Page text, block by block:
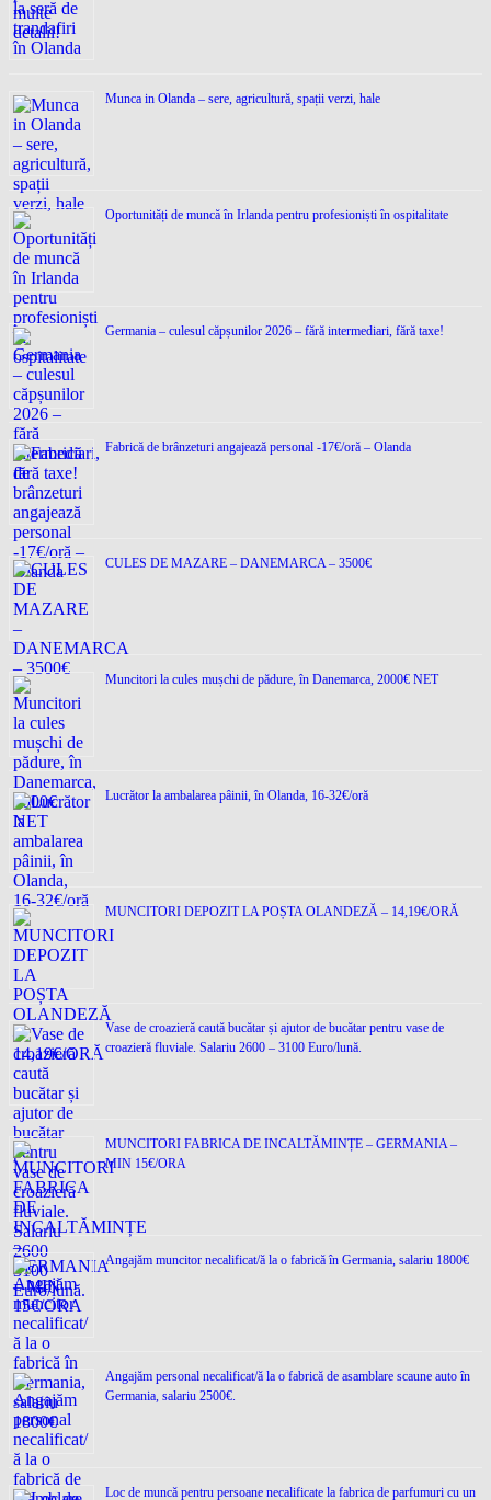
Munca in Olanda – sere, agricultură, spații verzi, hale
Oportunități de muncă în Irlanda pentru profesioniști în ospitalitate
Germania – culesul căpșunilor 2026 – fără intermediari, fără taxe!
Fabrică de brânzeturi angajează personal -17€/oră – Olanda
CULES DE MAZARE – DANEMARCA – 3500€
Muncitori la cules mușchi de pădure, în Danemarca, 2000€ NET
Lucrător la ambalarea pâinii, în Olanda, 16-32€/oră
MUNCITORI DEPOZIT LA POȘTA OLANDEZĂ – 14,19€/ORĂ
Vase de croazieră caută bucătar și ajutor de bucătar pentru vase de
croazieră fluviale. Salariu 2600 – 3100 Euro/lună.
MUNCITORI FABRICA DE INCALTĂMINȚE – GERMANIA –
MIN 15€/ORA
Angajăm muncitor necalificat/ă la o fabrică în Germania, salariu 1800€
Angajăm personal necalificat/ă la o fabrică de asamblare scaune auto în
Germania, salariu 2500€.
Loc de muncǎ pentru persoane necalificate la fabrica de parfumuri cu un